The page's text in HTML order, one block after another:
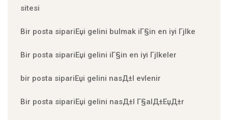
sitesi
Bir posta sipariЕџi gelini bulmak iГ§in en iyi Гјlke
Bir posta sipariЕџi gelini iГ§in en iyi Гјlkeler
bir posta sipariЕџi gelini nasД±l evlenir
Bir posta sipariЕџi gelini nasД±l Г§alД±ЕџД±r